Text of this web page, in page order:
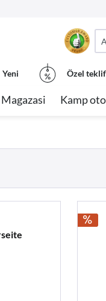
Yeni Özel
Kamp